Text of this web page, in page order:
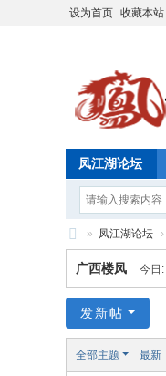
设为首页 收藏本站
凤江湖论坛
凤
江
论
» 凤江湖论坛 ›
广西楼凤 今日:
发新帖
全部主题 最新